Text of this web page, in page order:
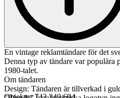
En vintage reklamtändare för det
Denna typ av tändare var populära
1980-talet.
Om tändaren
Design: Tändaren är tillverkad i